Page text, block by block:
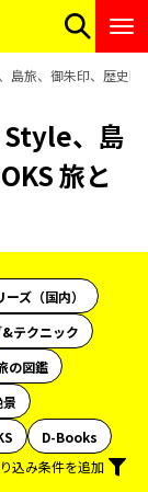
島旅、御朱印、歴史
、島
旅と
ズ（国内）
テクニック
の図鑑
D-Books
込み条件を追加